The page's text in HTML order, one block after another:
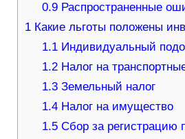
0.9 Распространенные
1Какие льготы положены
1.1 Индивидуальный
1.2 Налог на
1.3 Земельный налог
1.4 Налог на имущество
1.5 Сбор за регистрацию